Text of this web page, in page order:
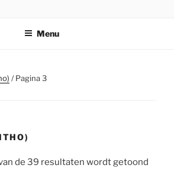
Menu
/ Pagina 3
de 39 resultaten wordt getoond